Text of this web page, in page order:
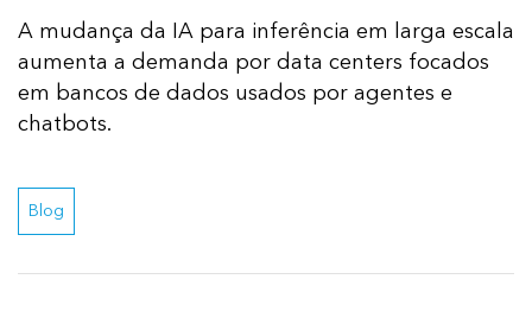
A mudança da IA para inferência em larga escala
aumenta a demanda por data centers focados
em bancos de dados usados por agentes e
chatbots.
Blog